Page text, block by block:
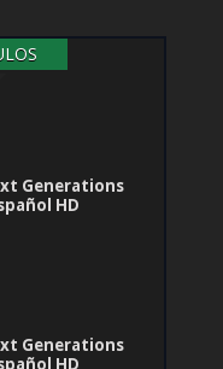
Generations
HD
Generations
HD